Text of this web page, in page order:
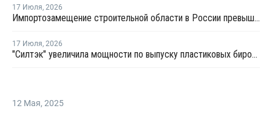
17 Июля, 2026
Импортозамещение строительной области в России превышает 98%
17 Июля, 2026
"Силтэк" увеличила мощности по выпуску пластиковых бирок для животных
12 Мая, 2025